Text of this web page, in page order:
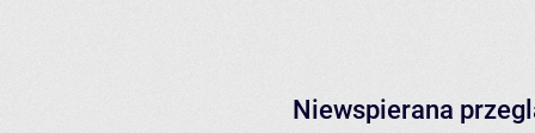
Niewspierana